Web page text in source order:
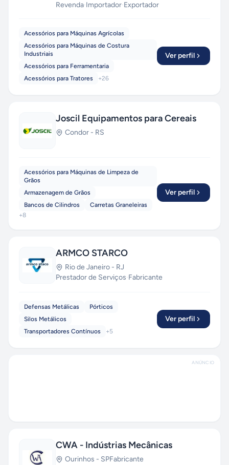
Revenda·Importador·Exportador
Acessórios para Máquinas Agrícolas
Acessórios para Máquinas de Costura
Industriais
Acessórios para Ferramentaria
Acessórios para Tratores
+26
Ver perfil
Joscil Equipamentos para Cereais
Condor - RS
Acessórios para Máquinas de Limpeza de
Grãos
Armazenagem de Grãos
Bancos de Cilindros
Carretas Graneleiras
+8
Ver perfil
ARMCO STARCO
Rio de Janeiro - RJ
Prestador de Serviços·Fabricante
Defensas Metálicas
Pórticos
Silos Metálicos
Transportadores Contínuos
+5
Ver perfil
ANÚNCIO
CWA - Indústrias Mecânicas
Ourinhos - SPFabricante